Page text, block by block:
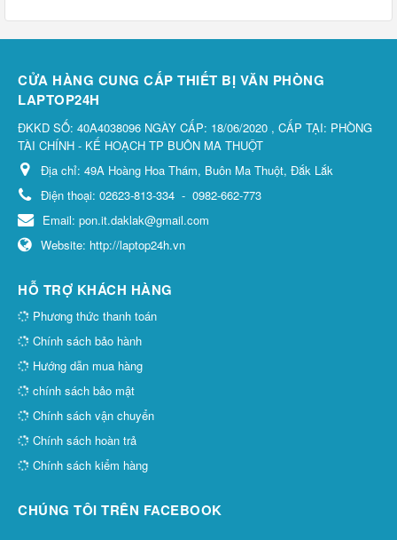
CỬA HÀNG CUNG CẤP THIẾT BỊ VĂN PHÒNG
LAPTOP24H
ĐKKD SỐ: 40A4038096 NGÀY CẤP: 18/06/2020 , CẤP TẠI: PHÒNG
TÀI CHÍNH - KẾ HOẠCH TP BUÔN MA THUỘT
Địa chỉ: 49A Hoàng Hoa Thám, Buôn Ma Thuột, Đắk Lắk
Điện thoại: 02623-813-334 - 0982-662-773
Email: pon.it.daklak@gmail.com
Website: http://laptop24h.vn
HỖ TRỢ KHÁCH HÀNG
Phương thức thanh toán
Chính sách bảo hành
Hướng dẫn mua hàng
chính sách bảo mật
Chính sách vận chuyển
Chính sách hoàn trả
Chính sách kiểm hàng
CHÚNG TÔI TRÊN FACEBOOK